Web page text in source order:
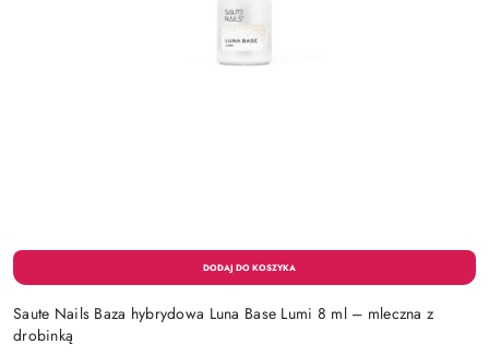
Saute Nails Baza hybrydowa Luna Base Lumi 8 ml – mleczna z
drobinką